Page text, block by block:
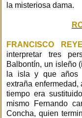
la misteriosa dama.
FRANCISCO
interpretar tres
Balbontín, un isleño
la isla y que años
extraña enfermedad,
tiempo era
mismo Fernando
Concha, quien